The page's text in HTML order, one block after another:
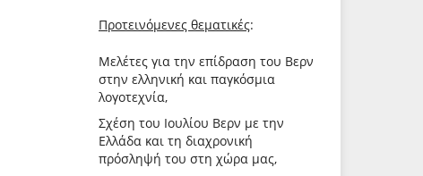
Προτεινόμενες θεματικές:
Μελέτες για την επίδραση του Βερν
στην ελληνική και παγκόσμια
λογοτεχνία,
Σχέση του Ιουλίου Βερν με την
Ελλάδα και τη διαχρονική
πρόσληψή του στη χώρα μας,